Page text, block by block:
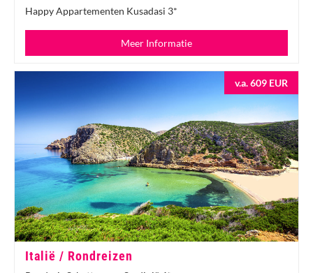
Happy Appartementen Kusadasi 3*
Meer Informatie
v.a. 609 EUR
Italië / Rondreizen